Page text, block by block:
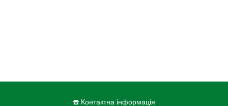
☎️ Контактна інформація